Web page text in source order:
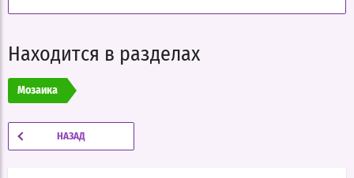
Находится в разделах
Мозаика
НАЗАД